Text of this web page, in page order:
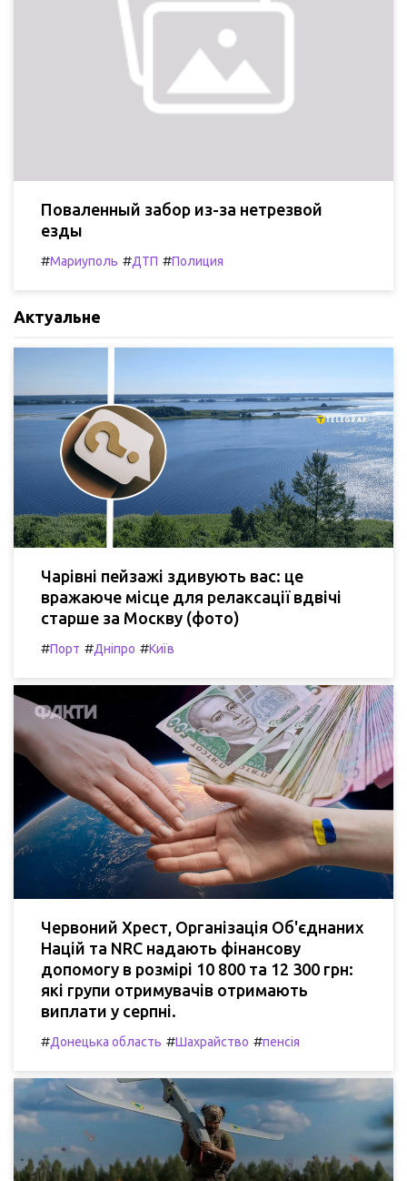
Поваленный забор из-за нетрезвой
езды
#Мариуполь #ДТП #Полиция
Актуальне
Чарівні пейзажі здивують вас: це
вражаюче місце для релаксації вдвічі
старше за Москву (фото)
#Порт #Дніпро #Київ
Червоний Хрест, Організація Об'єднаних
Націй та NRC надають фінансову
допомогу в розмірі 10 800 та 12 300 грн:
які групи отримувачів отримають
виплати у серпні.
#Донецька область #Шахрайство #пенсія